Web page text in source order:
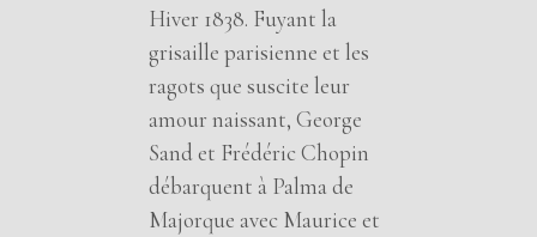
Hiver 1838. Fuyant la
grisaille parisienne et les
ragots que suscite leur
amour naissant, George
Sand et Frédéric Chopin
débarquent à Palma de
Majorque avec Maurice et